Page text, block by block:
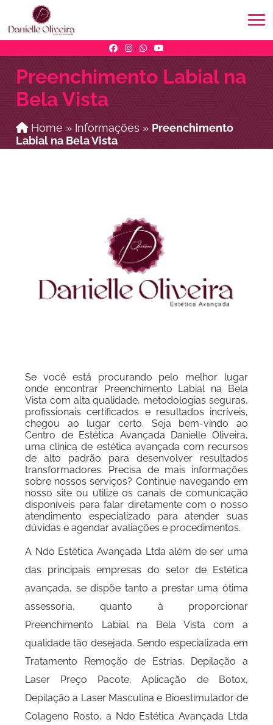
Preenchimento Labial na
Bela Vista
Home » Informações » Preenchimento
Labial na Bela Vista
Se você está procurando pelo melhor lugar
onde encontrar Preenchimento Labial na Bela
Vista com alta qualidade, metodologias seguras,
profissionais certificados e resultados incríveis,
chegou ao lugar certo. Seja bem-vindo ao
Centro de Estética Avançada Danielle Oliveira,
uma clínica de estética avançada com recursos
de alto padrão para desenvolver resultados
transformadores. Precisa de mais informações
sobre nossos serviços? Continue navegando em
nosso site ou utilize os canais de comunicação
disponíveis para falar diretamente com o nosso
atendimento especializado para atender suas
dúvidas e agendar avaliações e procedimentos.
A Ndo Estética Avançada Ltda além de ser uma
das principais empresas do setor de Estética
avançada, se dispõe tanto a prestar uma ótima
assessoria, quanto à proporcionar
Preenchimento Labial na Bela Vista com a
qualidade tão desejada. Sendo especializada em
Tratamento Remoção de Estrias, Depilação a
Laser Preço Pacote, Aplicação de Botox,
Depilação a Laser Masculina e Bioestimulador de
Colageno Rosto, a Ndo Estética Avançada Ltda